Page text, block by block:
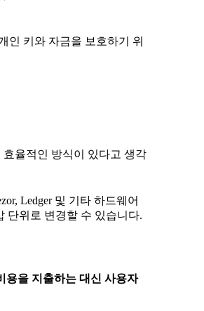
인 키와 자금을 보호하기 위
효율적인 방식이 있다고 생각
Ledger 및 기타 하드웨어
단위로 변경할 수 있습니다.
용을 지출하는 대신 사용자